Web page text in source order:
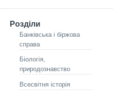
Розділи
Банківська і біржова
справа
Біологія,
природознавство
Всесвітня історія